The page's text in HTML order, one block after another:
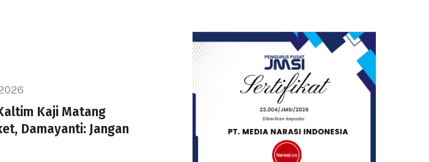
Kaji Matang
Damayanti: Jangan